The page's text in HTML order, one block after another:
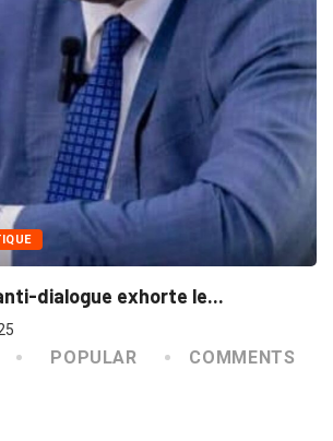
dialogue exhorte le...
POPULAR COMMENTS